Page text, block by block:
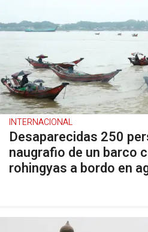
INTERNACIONAL
Desaparecidas 250
naugrafio de un barco
rohingyas a bordo en